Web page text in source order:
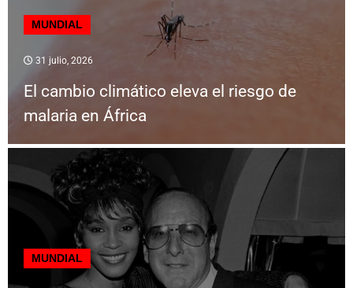
MUNDIAL
31 julio, 2026
El cambio climático eleva el riesgo de
malaria en África
MUNDIAL